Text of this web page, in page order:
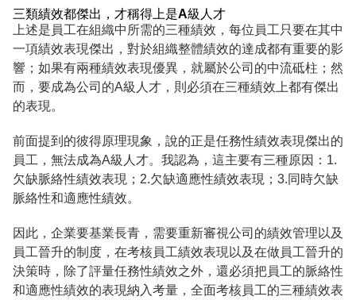
三類績效都傑出，才稱得上是A級人才
上述是員工在組織中所需的三種績效，每位員工只要在其中
一項績效表現傑出，對於組織整體績效的達成都有重要的影
響；如果有兩種績效表現優異，就屬於公司的中流砥柱；然
而，要成為公司的A級人才，則必須在三種績效上都有傑出
的表現。
前面提到的彼得原理現象，說的正是任務性績效表現傑出的
員工，無法成為A級人才。我認為，這主要有三種原因：1.
欠缺脈絡性績效表現；2.欠缺適應性績效表現；3.同時欠缺
脈絡性和適應性績效。
因此，企業要基業長青，需要重新審視公司的績效管理以及
員工晉升的制度，在考核員工績效表現以及在做員工晉升的
決策時，除了評量任務性績效之外，還必須把員工的脈絡性
和適應性績效的表現納入考量，全面考核員工的三種績效表